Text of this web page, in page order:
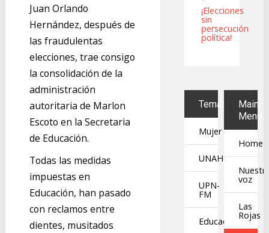
Juan Orlando
Hernández, después de
las fraudulentas
elecciones, trae consigo
la consolidación de la
administración
autoritaria de Marlon
Escoto en la Secretaria
de Educación.
Todas las medidas
impuestas en
Educación, han pasado
con reclamos entre
dientes, musitados
¡Elecciones
sin
persecución
política!
Temas
Mujer
UNAH
UPN-
FM
Educación
Main
Menu
Home
voz
Las
Rojas